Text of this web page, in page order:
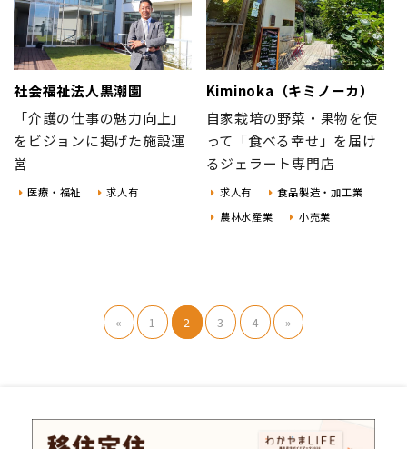
社会福祉法人黒潮園
「介護の仕事の魅力向上」
をビジョンに掲げた施設運
営
医療・福祉 求人有
Kiminoka（キミノーカ）
自家栽培の野菜・果物を使
って「食べる幸せ」を届け
るジェラート専門店
求人有
食品製造・加工業
農林水産業
小売業
« 1 2 3 4 »